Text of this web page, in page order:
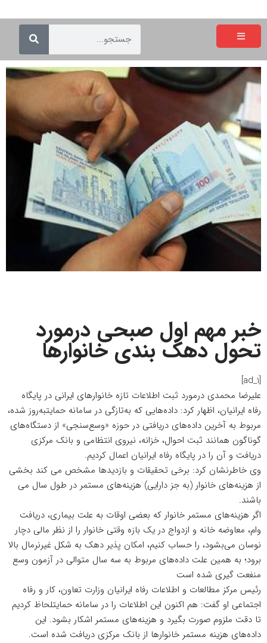
خبر مهم اول صبحی درمورد
تحول دهک بندی خانوارها
[ad_1]
علیرضا محمدی درمورد ثبت اطلاعات تازه خانوارهای ایرانی در پایگاه
رفاه ایرانیان، اظهار کرد: داده‌هایی که به‌تازگی در سامانه حمایتبه‌روز شده،
مربوط به آخرین داده‌های دریافتی در حوزه «وسع‌سنجی» از دستگاه‌های
گوناگون همانند ثبت احوال، خزانه، نیروی انتظامی و بانک مرکزی
دریافت و آن را در پایگاه رفاه ایرانیان اعمال کردیم.
وی خاطرنشان کرد: برخی تحقیقات و بازدید‌ها مشخص می کند بخشی
از هزینه‌های خانوار (به جز دارایی) هزینه‌های مستمر در طول سال می
باشند.
اگر هزینه‌های مستمر خانوار که بعضی اوقات به علت بیماری، دریافت
وام، معاوضه خانه و ازدواج در یک بازه وقتی خانوار را از نظر مالی دچار
نوسان می‌بشود، را حساب کنیم، امکان پذیر دهک به شکل غیرنرمال بالا
برود؛ به همین علت داده‌های مربوط به سه سال متوالی در آزمون وسع
منفعت گیری شده است
رئیس مرکز مطالعات و اطلاعات رفاه ایرانیان وزارت تعاون، کار و رفاه
اجتماعی او گفت: هم اکنون این اطلاعات را در سامانه حمایتلحاظ کردیم
تا دقت ملزوم صورت بگیرد و هزینه‌های مستمر اشکار بشود. این
داده‌های هزینه مستمر خانوارها از بانک مرکزی دریافت شده است.